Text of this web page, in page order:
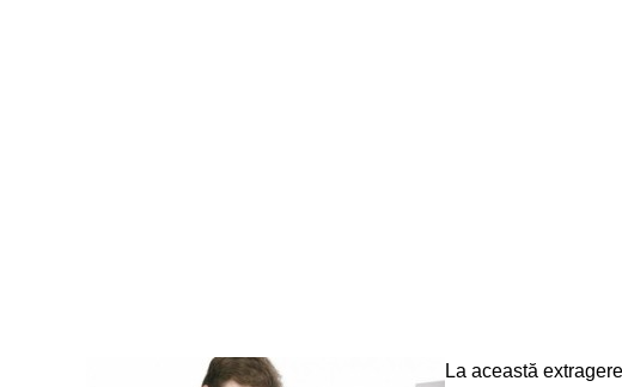
La această